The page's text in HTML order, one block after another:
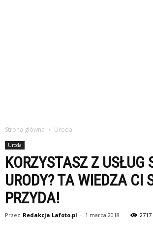
Strona główna Uroda
Uroda
KORZYSTASZ Z USŁUG
URODY? TA WIEDZA CI
PRZYDA!
Przez Redakcja Lafoto.pl - 1 marca 2018 2717